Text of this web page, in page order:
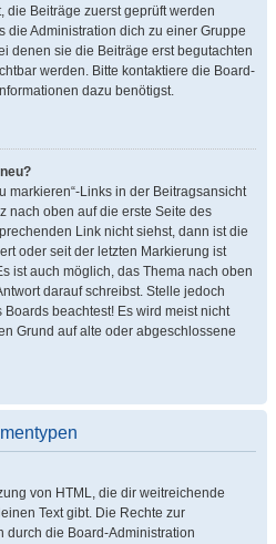
die Beiträge zuerst geprüft werden
die Administration dich zu einer Gruppe
denen sie die Beiträge erst begutachten
werden. Bitte kontaktiere die Board-
dazu benötigst.
markieren“-Links in der Beitragsansicht
nach oben auf die erste Seite des
Link nicht siehst, dann ist die
oder seit der letzten Markierung ist
ist auch möglich, das Thema nach oben
darauf schreibst. Stelle jedoch
beachtest! Es wird meist nicht
Grund auf alte oder abgeschlossene
von HTML, die dir weitreichende
Text gibt. Die Rechte zur
durch die Board-Administration